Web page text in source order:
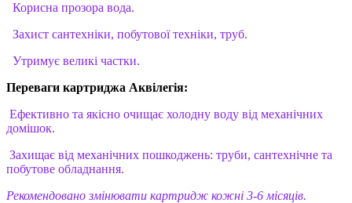
Корисна прозора вода.
Захист сантехніки, побутової техніки, труб.
Утримує великі частки.
Переваги картриджа Аквілегія:
Ефективно та якісно очищає холодну воду від механічних
домішок.
Захищає від механічних пошкоджень: труби, сантехнічне та
побутове обладнання.
Рекомендовано змінювати картридж кожні 3-6 місяців.